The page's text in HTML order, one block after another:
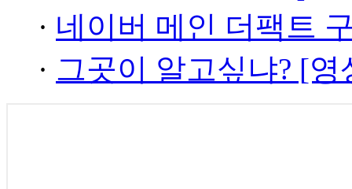
· 네이버 메인 더팩트
· 그곳이 알고싶냐? [